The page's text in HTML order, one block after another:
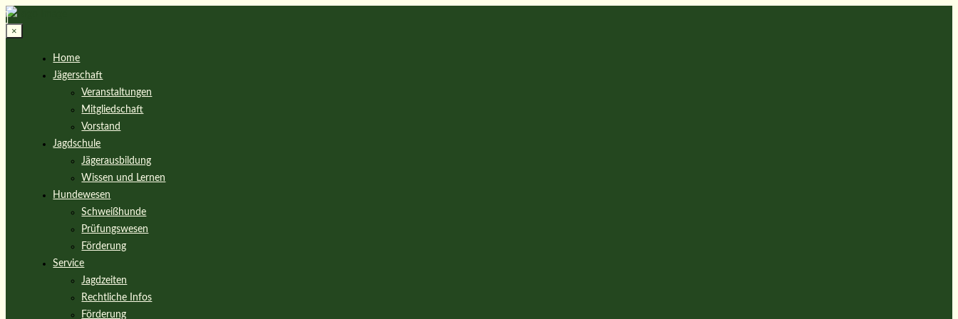
×
Home
Jägerschaft
Veranstaltungen
Mitgliedschaft
Vorstand
Jagdschule
Jägerausbildung
Wissen und Lernen
Hundewesen
Schweißhunde
Prüfungswesen
Förderung
Service
Jagdzeiten
Rechtliche Infos
Förderung